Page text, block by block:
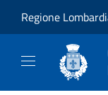
Regione